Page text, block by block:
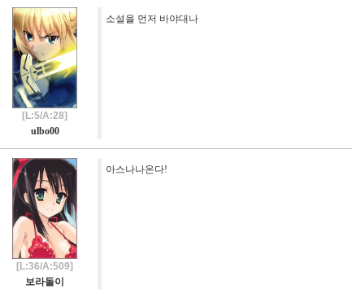
[L:5/A:28]
ulbo00
소설을 먼저 바야대나
[L:36/A:509]
보라돌이
아스나나온다!